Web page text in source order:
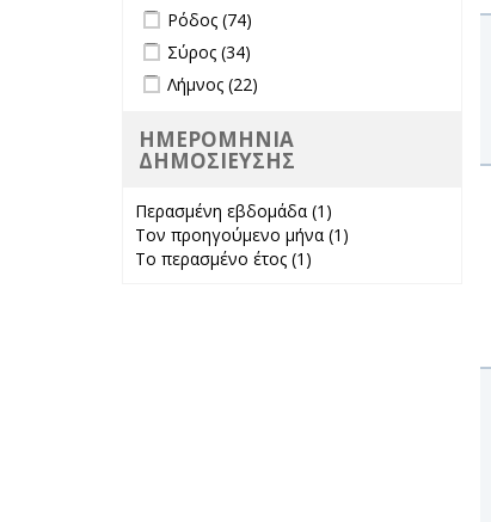
Apply Ρόδος filter
Ρόδος (74)
Apply Σύρος filter
Σύρος (34)
Apply Λήμνος filter
Λήμνος (22)
ΗΜΕΡΟΜΗΝΙΑ
ΔΗΜΟΣΙΕΥΣΗΣ
Περασμένη εβδομάδα (1)
Περασμένη
Τον προηγούμενο μήνα (1)
Το περασμένο έτος (1)